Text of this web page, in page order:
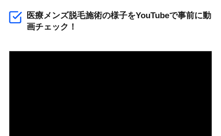
医療メンズ脱毛施術の様子をYouTubeで事前に動
画チェック！